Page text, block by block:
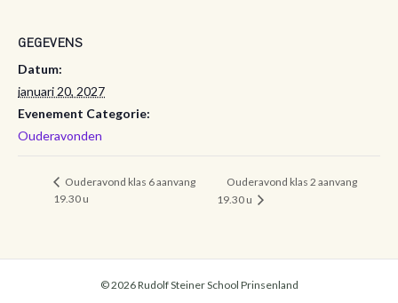
GEGEVENS
Datum:
januari 20, 2027
Evenement Categorie:
Ouderavonden
Ouderavond klas 6 aanvang
19.30 u
Ouderavond klas 2 aanvang
19.30 u
© 2026 Rudolf Steiner School Prinsenland